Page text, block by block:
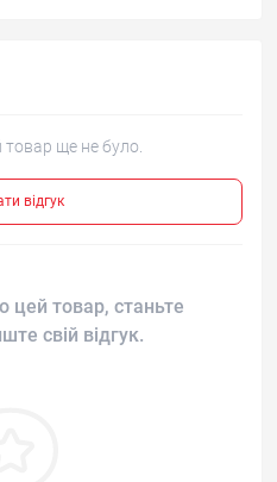
товар ще не було.
відгук
цей товар, станьте
свій відгук.